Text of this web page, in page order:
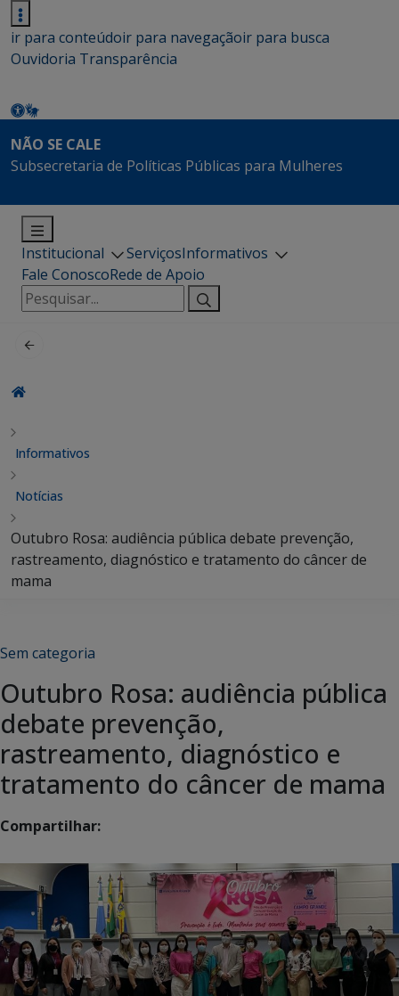
ir para conteúdoir para navegaçãoir para busca
Ouvidoria Transparência
NÃO SE CALE
Subsecretaria de Políticas Públicas para Mulheres
Institucional ServiçosInformativos
Fale ConoscoRede de Apoio
Pesquisar
por:
Informativos
Notícias
Outubro Rosa: audiência pública debate prevenção,
rastreamento, diagnóstico e tratamento do câncer de
mama
Sem categoria
Outubro Rosa: audiência pública
debate prevenção,
rastreamento, diagnóstico e
tratamento do câncer de mama
Compartilhar: